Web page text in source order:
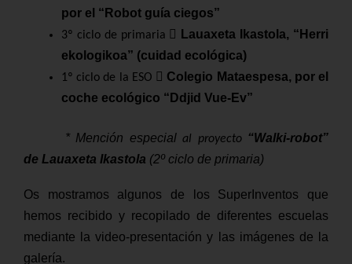
por el “Robot guía ciegos”
3º ciclo de primaria 
Lauaxeta Ikastola, “Herri
ekologikoa” (cuidad ecológica)
1º ciclo de la ESO  Colegio Mataespesa, por el
coche ecológico “Ddjid Vue-Ev”
* Mención especial al proyecto “Walki-robot”
de Lauaxeta Ikastola (2º ciclo de primaria)
Os mostramos algunos de los SuperInventos que
hemos recibido y recopilado de diferentes escuelas
mediante la video-presentación y las imágenes de la
galería.